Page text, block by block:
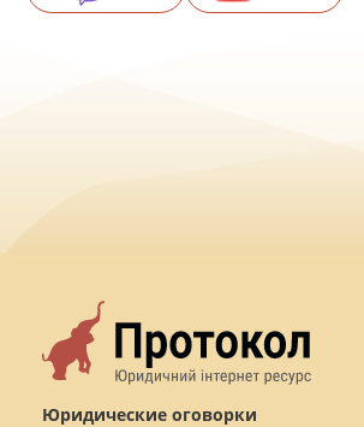
Юридические оговорки